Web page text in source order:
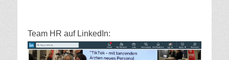
Team HR auf LinkedIn: